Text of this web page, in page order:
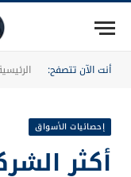
أنت الآن تتصفح:
إحصائيات الأسواق
أكثر